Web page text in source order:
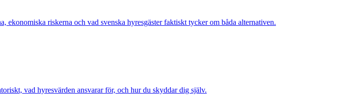
riskerna och vad svenska hyresgäster faktiskt tycker om båda alternativen.
vad hyresvärden ansvarar för, och hur du skyddar dig själv.